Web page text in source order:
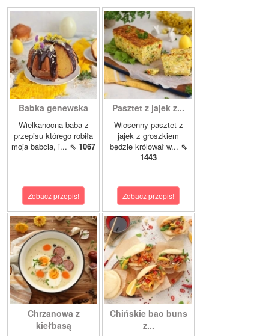
Babka genewska
Wielkanocna baba z
przepisu którego robiła
moja babcia, i... ⇖ 1067
Zobacz przepis!
Pasztet z jajek z...
Wiosenny pasztet z
jajek z groszkiem
będzie królował w... ⇖
1443
Zobacz przepis!
Chrzanowa z
kiełbasą
Chińskie bao buns
z...